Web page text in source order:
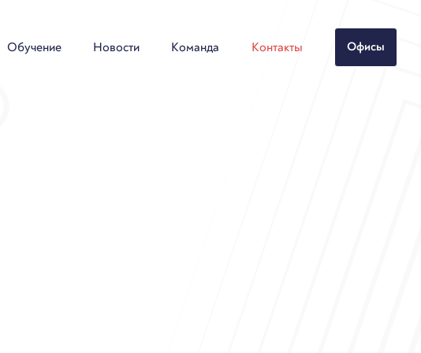
Обучение Новости Команда Контакты Офисы